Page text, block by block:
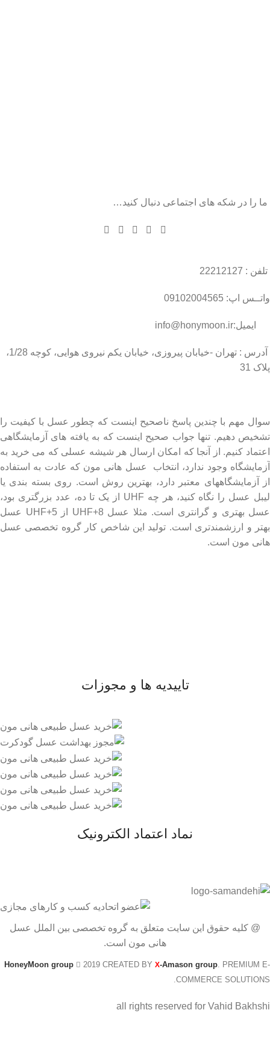
ما را در شکه های اجتماعی دنبال کنید…
تلفن : 22212127
واتــس اپ: 09102004565
ایمیل:info@honymoon.ir
آدرس : تهران -خیابان پیروزی، خیابان یکم نیروی هوایی، کوچه 1/28،
پلاک 31
سوال مهم با چندین پاسخ ناصحیح اینست که چطور عسل با کیفیت را
تشخیص دهیم. تنها جواب صحیح اینست که به یافته های آزمایشگاهی
اعتماد کنیم. از آنجا که امکان ارسال هر شیشه عسلی که می خرید به
آزمایشگاه وجود ندارد، انتخاب عسل هانی مون که عادت به استفاده
از آزمایشگاههای معتبر دارد، بهترین روش است. روی بسته بندی یا
لیبل عسل را نگاه کنید، هر چه UHF از یک تا ده، عدد بزرگتری بود،
عسل بهتری و گرانتری است. مثلا عسل UHF+8 از UHF+5 عسل
بهتر و ارزشمندتری است. تولید این شاخص کار گروه تخصصی عسل
هانی مون است.
تاییدیه ها و مجوزات
نماد اعتماد الکترونیک
@ کلیه حقوق این سایت متعلق به گروه تخصصی بین الملل عسل
هانی مون است.
HoneyMoon group 2019 CREATED BY X-Amason group . PREMIUM E-
COMMERCE SOLUTIONS.
all rights reserved for Vahid Bakhshi